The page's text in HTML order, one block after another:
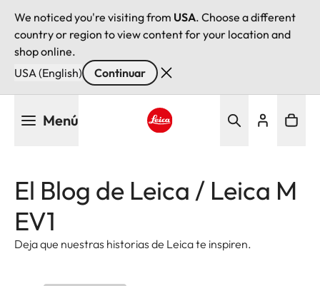
We noticed you're visiting from USA. Choose a different
country or region to view content for your location and
shop online.
USA (English)
Continuar
Menú
El Blog de Leica / Leica M
EV1
Deja que nuestras historias de Leica te inspiren.